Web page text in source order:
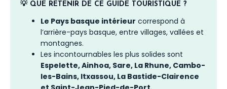
vallées, de villages, de gastronomie locale et
d’expériences de montagne.
💡 QUE RETENIR DE CE GUIDE TOURISTIQUE ?
Le Pays basque intérieur correspond à
l’arrière-pays basque, entre villages, vallées et
montagnes.
Les incontournables les plus solides sont
Espelette, Ainhoa, Sare, La Rhune, Cambo-
les-Bains, Itxassou, La Bastide-Clairence